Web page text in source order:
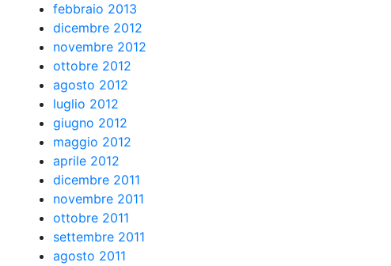
febbraio 2013
dicembre 2012
novembre 2012
ottobre 2012
agosto 2012
luglio 2012
giugno 2012
maggio 2012
aprile 2012
dicembre 2011
novembre 2011
ottobre 2011
settembre 2011
agosto 2011